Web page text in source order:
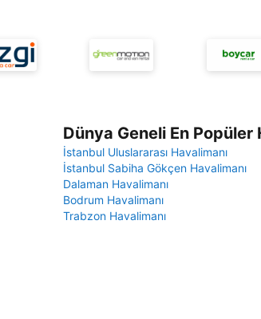
Dünya Geneli En Popüler
İstanbul Uluslararası Havalimanı
İstanbul Sabiha Gökçen Havalimanı
Dalaman Havalimanı
Bodrum Havalimanı
Trabzon Havalimanı